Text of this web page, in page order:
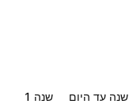
שנה עד היום שנה ‎1‎